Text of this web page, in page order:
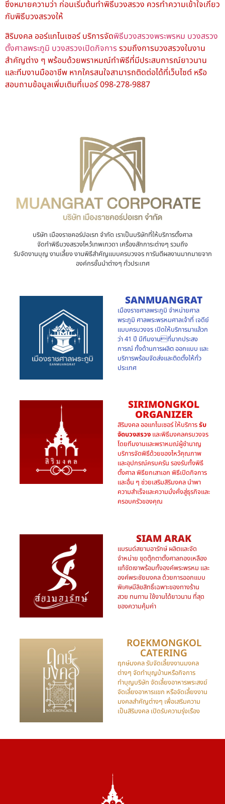
ซึ่งหมายความว่า ก่อนเริ่มต้นทำพิธีบวงสรวง ควรทำความเข้าใจเกี่ยว
กับพิธีบวงสรวงให้
สิริมงคล ออร์แกไนเซอร์ บริการจัดพิธีบวงสรวงพระพรหม บวงสรวง
ตั้งศาลพระภูมิ บวงสรวงเปิดกิจการรวมถึงการบวงสรวงในงาน
สำคัญต่าง ๆ พร้อมด้วยพราหมณ์ทำพิธีที่มีประสบการณ์ยาวนาน
และทีมงานมืออาชีพ หากใครสนใจสามารถติดต่อได้ที่เว็บไซต์ หรือ
สอบถามข้อมูลเพิ่มเติมที่เบอร์ 098-278-9887
บริษัท เมืองราชคอร์ปอเรท จำกัด เราเป็นบริษัทที่ให้บริการตั้งศาล
จัดทำพิธีบวงสรวงไหว้เทพเทวดา เครื่องสักการะต่างๆ รวมถึง
รับจัดงานบุญ งานเลี้ยง งานพิธีสำคัญแบบครบวงจร การันตีผลงานมากมายจาก
องค์กรชั้นนำต่างๆ ทั่วประเทศ
SANMUANGRAT
เมืองราชศาลพระภูมิ จำหน่ายศาล
พระภูมิ ศาลพระพรหมศาลเจ้าที่ เจดีย์
แบบครบวงจร เปิดให้บริการมาแล้วก
ว่า 41 ปี มีทีมงานที่มากประสง
การณ์ ทั้งด้านการผลิต ออกแบบ และ
บริการพร้อมจัดส่งและติดตั้งให้ทั่ว
ประเทศ
SIRIMONGKOL
ORGANIZER
สิริมงคล ออแกไนเซอร์ ให้บริการรับ
จัดบวงสรวง และพิธีมงคลครบวงจร
โดยทีมงานและพราหมณ์ผู้ชำนาญ
บริการจัดพิธีด้วยของไหว้คุณภาพ
และอุปกรณ์ครบครัน รองรับทั้งพิธี
ตั้งศาล พิธียกเสาเอก พิธีเปิดกิจการ
และอื่น ๆ ช่วยเสริมสิริมงคล นำพา
ความสำเร็จและความมั่งคั่งสู่ธุรกิจและ
ครอบครัวของคุณ
SIAM ARAK
แบรนด์สยามอารักษ์ ผลิตและจัด
จำหน่าย ชุดตุ๊กตาตั้งศาลทองเหลือง
แท้ขัดเงาพร้อมทั้งองค์พระพรหม และ
องค์พระชัยมงคล ด้วยการออกแบบ
พิเศษมีลิขสิทธิ์เฉพาะของทางร้าน
สวย ทนทาน ใช้งานได้ยาวนาน ที่สุด
ของความคุ้มค่า
ROEKMONGKOL
CATERING​
ฤกษ์มงคล รับจัดเลี้ยงงานมงคล
ต่างๆ จัดทำบุญบ้านหรือกิจการ
ทำบุญบริษัท จัดเลี้ยงอาหารพระสงฆ์
จัดเลี้ยงอาหารแขก หรือจัดเลี้ยงงาน
มงคลสำคัญต่างๆ เพื่อเสริมความ
เป็นสิริมงคล เปิดรับความรุ่งเรือง